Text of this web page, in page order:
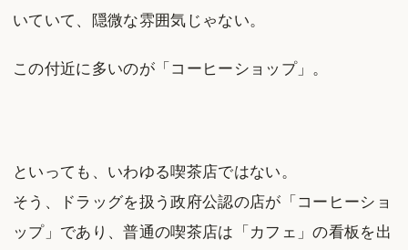
いていて、隠微な雰囲気じゃない。
この付近に多いのが「コーヒーショップ」。
といっても、いわゆる喫茶店ではない。
そう、ドラッグを扱う政府公認の店が「コーヒーショ
ップ」であり、普通の喫茶店は「カフェ」の看板を出